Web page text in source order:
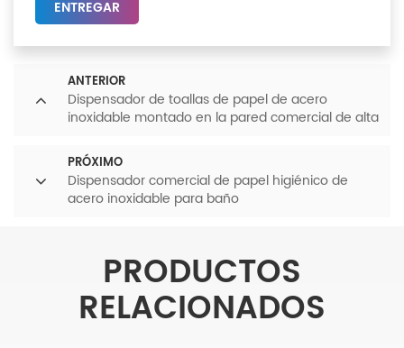
ENTREGAR
ANTERIOR
Dispensador de toallas de papel de acero
inoxidable montado en la pared comercial de alta
PRÓXIMO
Dispensador comercial de papel higiénico de
acero inoxidable para baño
PRODUCTOS
RELACIONADOS